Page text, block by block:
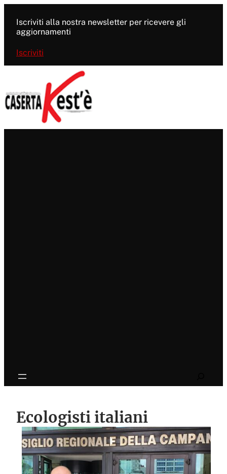
contenuto
Iscriviti alla nostra newsletter per ricevere gli
aggiornamenti
Iscriviti
Ecologisti italiani